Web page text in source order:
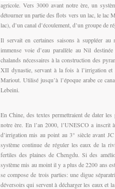
agricole. Vers 3000 avant notre ère, un
détourner un partie des flots vers un lac, le lac
lac), d’un canal d’écoulement, d’un groupe de
Il servait en certaines saisons à suppléer au
immense voie d’eau parallèle au Nil
chalands nécessaires à la construction des
XII dynastie, servant à la fois à l’irrigation et
Mariout. Utilisé jusqu’à l’époque arabe ce
Lebeini.
En Chine, des textes permettraient de dater
notre ère. En l’an 2000, l’UNESCO a inscrit
d’irrigation mis au point au 3° siècle avant
système continue de réguler les eaux de la
fertiles des plaines de Chengdu. Si des
système mis au moint il y a plus de 2200 ans
se compose de trois parties: une digue
déversoirs qui servent à décharger les eaux et